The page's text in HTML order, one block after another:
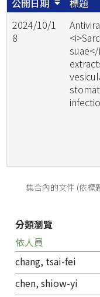
公開日期 標題
2024/10/1
8
集合內的文件 (依標
分類瀏覽
依人員
chang, tsai-fei
chen, shiow-yi